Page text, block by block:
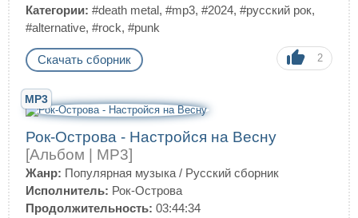
Категории: #death metal, #mp3, #2024, #русский рок,
#alternative, #rock, #punk
Скачать сборник 2
MP3
Рок-Острова - Настройся на Весну
[Альбом | MP3]
Жанр: Популярная музыка / Русский сборник
Исполнитель: Рок-Острова
Продолжительность: 03:44:34